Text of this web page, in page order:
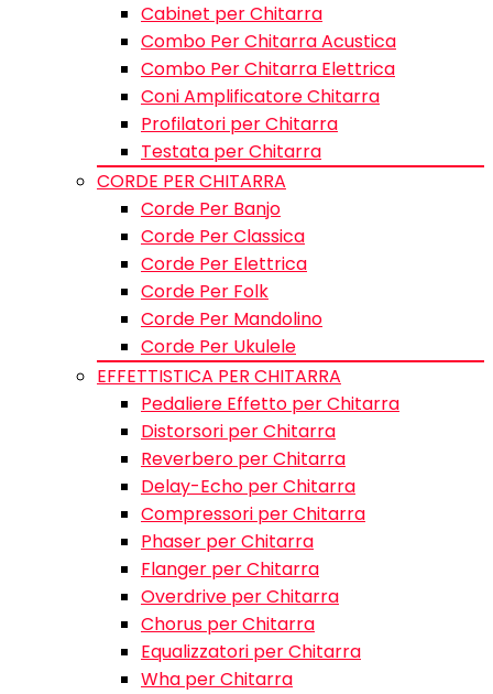
Cabinet per Chitarra
Combo Per Chitarra Acustica
Combo Per Chitarra Elettrica
Coni Amplificatore Chitarra
Profilatori per Chitarra
Testata per Chitarra
CORDE PER CHITARRA
Corde Per Banjo
Corde Per Classica
Corde Per Elettrica
Corde Per Folk
Corde Per Mandolino
Corde Per Ukulele
EFFETTISTICA PER CHITARRA
Pedaliere Effetto per Chitarra
Distorsori per Chitarra
Reverbero per Chitarra
Delay-Echo per Chitarra
Compressori per Chitarra
Phaser per Chitarra
Flanger per Chitarra
Overdrive per Chitarra
Chorus per Chitarra
Equalizzatori per Chitarra
Wha per Chitarra